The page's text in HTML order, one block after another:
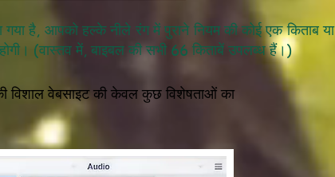
है, आपको हल्के नीले रंग में पुराने नियम की कोई एक किताब या
(वास्तव में, बाइबल की सभी 66 किताबें उपलब्ध हैं।)
विशाल वेबसाइट की केवल कुछ विशेषताओं का